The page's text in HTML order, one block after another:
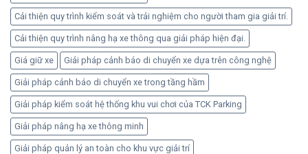
toàn
Cải thiện quy trình kiểm soát và trải nghiệm cho người tham gia giải trí.
Cải thiện quy trình nâng hạ xe thông qua giải pháp hiện đại.
Giá giữ xe Giải pháp cảnh báo di chuyển xe dựa trên công nghệ
Giải pháp cảnh báo di chuyển xe trong tầng hầm
Giải pháp kiểm soát hệ thống khu vui chơi của TCK Parking
Giải pháp nâng hạ xe thông minh
Giải pháp quản lý an toàn cho khu vực giải trí